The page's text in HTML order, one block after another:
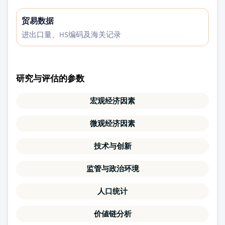
贸易数据
进出口量、HS编码及海关记录
研究与评估的参数
宏观经济因素
微观经济因素
技术与创新
监管与政治环境
人口统计
价値链分析